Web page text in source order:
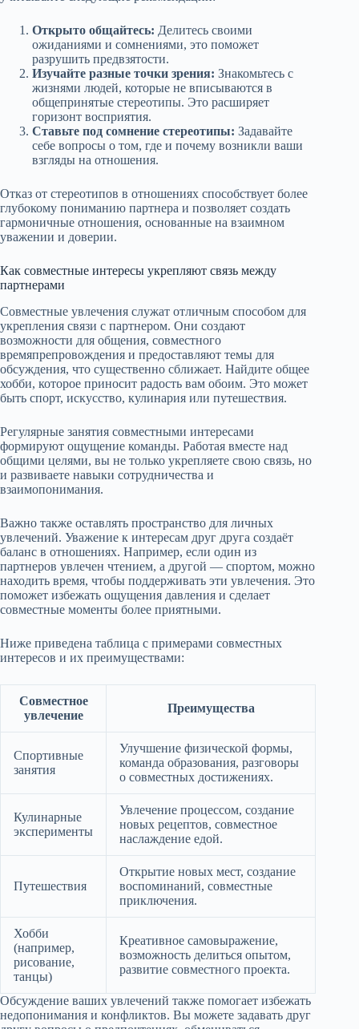
Открыто общайтесь: Делитесь своими
ожиданиями и сомнениями, это поможет
разрушить предвзятости.
Изучайте разные точки зрения: Знакомьтесь с
жизнями людей, которые не вписываются в
общепринятые стереотипы. Это расширяет
горизонт восприятия.
Ставьте под сомнение стереотипы: Задавайте
себе вопросы о том, где и почему возникли ваши
взгляды на отношения.
Отказ от стереотипов в отношениях способствует более
глубокому пониманию партнера и позволяет создать
гармоничные отношения, основанные на взаимном
уважении и доверии.
Как совместные интересы укрепляют связь между
партнерами
Совместные увлечения служат отличным способом для
укрепления связи с партнером. Они создают
возможности для общения, совместного
времяпрепровождения и предоставляют темы для
обсуждения, что существенно сближает. Найдите общее
хобби, которое приносит радость вам обоим. Это может
быть спорт, искусство, кулинария или путешествия.
Регулярные занятия совместными интересами
формируют ощущение команды. Работая вместе над
общими целями, вы не только укрепляете свою связь, но
и развиваете навыки сотрудничества и
взаимопонимания.
Важно также оставлять пространство для личных
увлечений. Уважение к интересам друг друга создаёт
баланс в отношениях. Например, если один из
партнеров увлечен чтением, а другой — спортом, можно
находить время, чтобы поддерживать эти увлечения. Это
поможет избежать ощущения давления и сделает
совместные моменты более приятными.
Ниже приведена таблица с примерами совместных
интересов и их преимуществами:
Совместное
увлечение
Преимущества
Спортивные
занятия
Улучшение физической формы,
команда образования, разговоры
о совместных достижениях.
Кулинарные
эксперименты
Увлечение процессом, создание
новых рецептов, совместное
наслаждение едой.
Путешествия
Открытие новых мест, создание
воспоминаний, совместные
приключения.
Хобби
(например,
рисование,
танцы)
Креативное самовыражение,
возможность делиться опытом,
развитие совместного проекта.
Обсуждение ваших увлечений также помогает избежать
недопонимания и конфликтов. Вы можете задавать друг